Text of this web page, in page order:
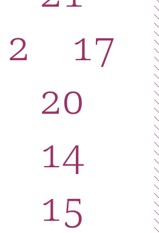
2
17
20
14
15